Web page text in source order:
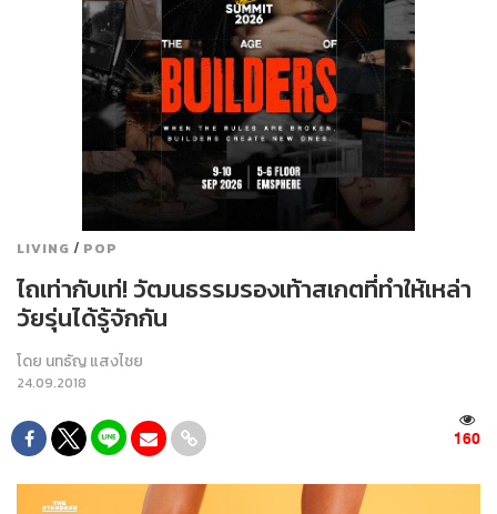
LIVING / POP
ไถเท่ากับเท่! วัฒนธรรมรองเท้าสเกตที่ทำให้เหล่า
วัยรุ่นได้รู้จักกัน
โดย นทธัญ แสงไชย
24.09.2018
160